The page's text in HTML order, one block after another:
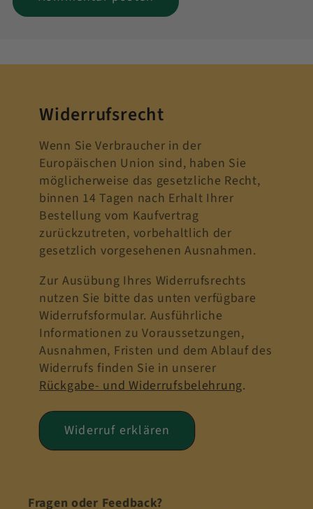
Widerrufsrecht
Wenn Sie Verbraucher in der
Europäischen Union sind, haben Sie
möglicherweise das gesetzliche Recht,
binnen 14 Tagen nach Erhalt Ihrer
Bestellung vom Kaufvertrag
zurückzutreten, vorbehaltlich der
gesetzlich vorgesehenen Ausnahmen.
Zur Ausübung Ihres Widerrufsrechts
nutzen Sie bitte das unten verfügbare
Widerrufsformular. Ausführliche
Informationen zu Voraussetzungen,
Ausnahmen, Fristen und dem Ablauf des
Widerrufs finden Sie in unserer
Rückgabe- und Widerrufsbelehrung.
Widerruf erklären
Fragen oder Feedback?